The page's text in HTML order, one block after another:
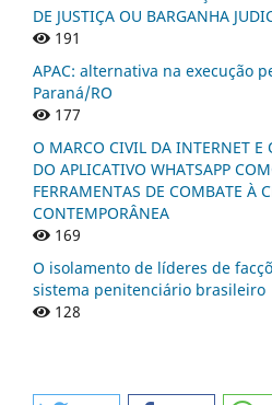
DE JUSTIÇA OU BARGANHA
191
APAC: alternativa na execução
Paraná/RO
177
O MARCO CIVIL DA INTERNET E
DO APLICATIVO WHATSAPP
FERRAMENTAS DE COMBATE À
CONTEMPORÂNEA
169
O isolamento de líderes de
sistema penitenciário brasileiro
128